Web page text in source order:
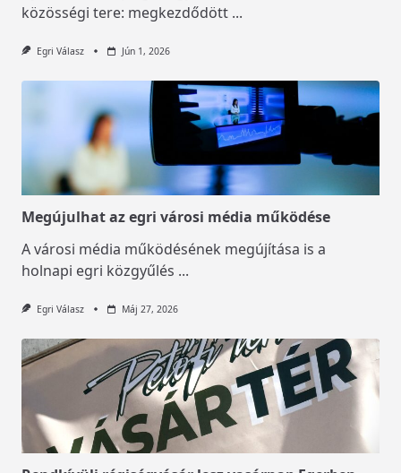
közösségi tere: megkezdődött ...
Egri Válasz Jún 1, 2026
Megújulhat az egri városi média működése
A városi média működésének megújítása is a
holnapi egri közgyűlés ...
Egri Válasz Máj 27, 2026